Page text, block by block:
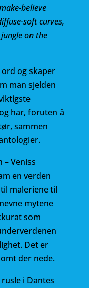
believe
soft curves,
on the
og skaper
man sjelden
har, foruten å
sammen
Veniss
en verden
maleriene til
mytene
som
Det er
der nede.
i Dantes